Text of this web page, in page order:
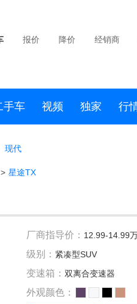
报价 降价 经销商
手车 视频 独家 行
现代
> 星途TX
厂商指导价： 12.99-14.99
级别： 紧凑型SUV
变速箱： 双离合变速器
外观颜色：